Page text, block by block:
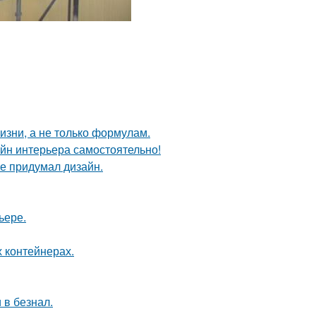
а не только формулам.
интерьера самостоятельно!
придумал дизайн.
безнал.